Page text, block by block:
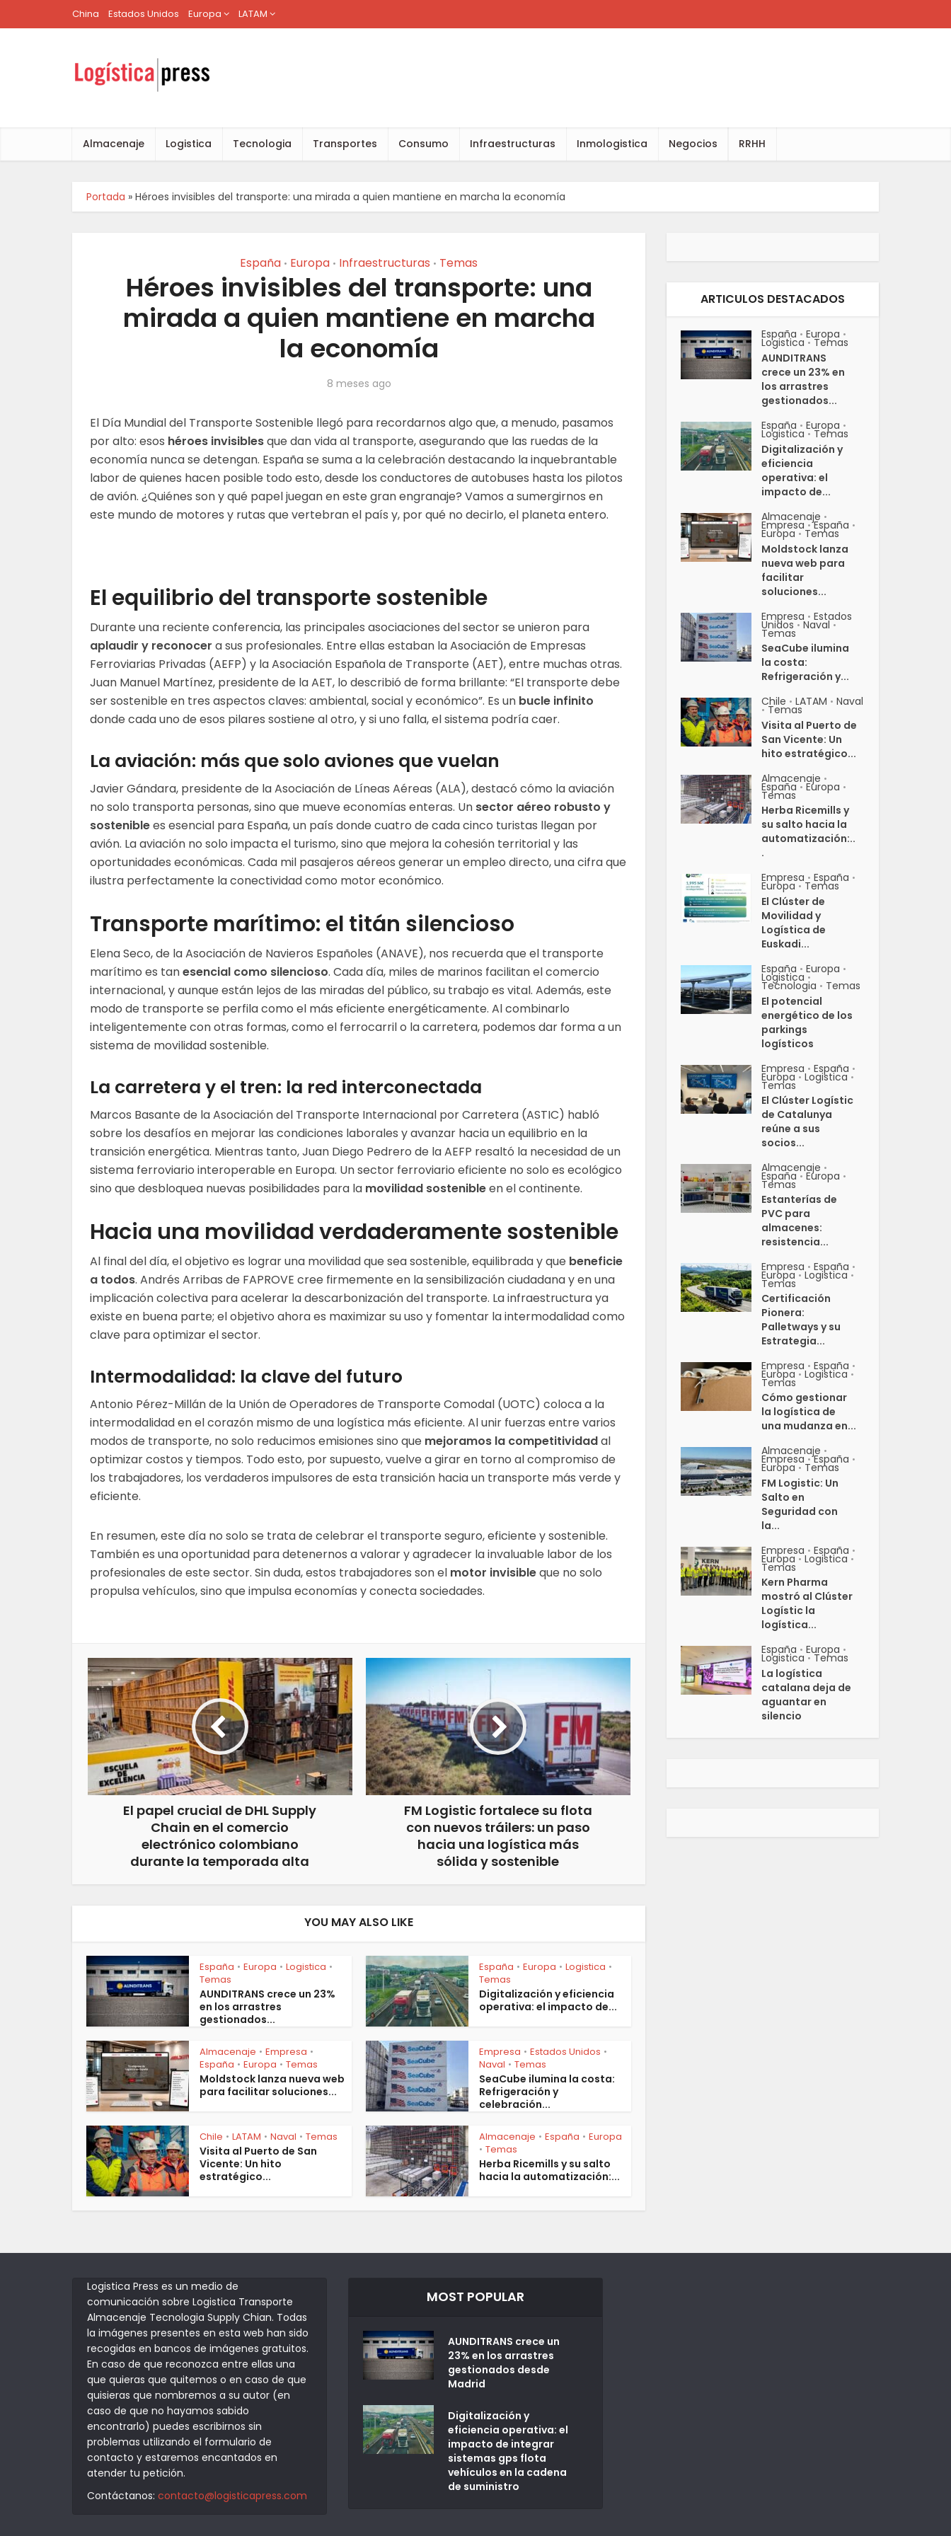
China Estados Unidos Europa LATAM
Almacenaje Logistica Tecnologia Transportes Consumo Infraestructuras Inmologistica Negocios RRHH
Portada » Héroes invisibles del transporte: una mirada a quien mantiene en marcha la economía
España • Europa • Infraestructuras • Temas
Héroes invisibles del transporte: una
mirada a quien mantiene en marcha
la economía
8 meses ago
El Día Mundial del Transporte Sostenible llegó para recordarnos algo que, a menudo, pasamos
por alto: esos héroes invisiblesque dan vida al transporte, asegurando que las ruedas de la
economía nunca se detengan. España se suma a la celebración destacando la inquebrantable
labor de quienes hacen posible todo esto, desde los conductores de autobuses hasta los pilotos
de avión. ¿Quiénes son y qué papel juegan en este gran engranaje? Vamos a sumergirnos en
este mundo de motores y rutas que vertebran el país y, por qué no decirlo, el planeta entero.
El equilibrio del transporte sostenible
Durante una reciente conferencia, las principales asociaciones del sector se unieron para
aplaudir y reconocer a sus profesionales. Entre ellas estaban la Asociación de Empresas
Ferroviarias Privadas (AEFP) y la Asociación Española de Transporte (AET), entre muchas otras.
Juan Manuel Martínez, presidente de la AET, lo describió de forma brillante: “El transporte debe
ser sostenible en tres aspectos claves: ambiental, social y económico”. Es un bucle infinito
donde cada uno de esos pilares sostiene al otro, y si uno falla, el sistema podría caer.
La aviación: más que solo aviones que vuelan
Javier Gándara, presidente de la Asociación de Líneas Aéreas (ALA), destacó cómo la aviación
no solo transporta personas, sino que mueve economías enteras. Un sector aéreo robusto y
sosteniblees esencial para España, un país donde cuatro de cada cinco turistas llegan por
avión. La aviación no solo impacta el turismo, sino que mejora la cohesión territorial y las
oportunidades económicas. Cada mil pasajeros aéreos generar un empleo directo, una cifra que
ilustra perfectamente la conectividad como motor económico.
Transporte marítimo: el titán silencioso
Elena Seco, de la Asociación de Navieros Españoles (ANAVE), nos recuerda que el transporte
marítimo es tanesencial como silencioso. Cada día, miles de marinos facilitan el comercio
internacional, y aunque están lejos de las miradas del público, su trabajo es vital. Además, este
modo de transporte se perfila como el más eficiente energéticamente. Al combinarlo
inteligentemente con otras formas, como el ferrocarril o la carretera, podemos dar forma a un
sistema de movilidad sostenible.
La carretera y el tren: la red interconectada
Marcos Basante de la Asociación del Transporte Internacional por Carretera (ASTIC) habló
sobre los desafíos en mejorar las condiciones laborales y avanzar hacia un equilibrio en la
transición energética. Mientras tanto, Juan Diego Pedrero de la AEFP resaltó la necesidad de un
sistema ferroviario interoperable en Europa. Un sector ferroviario eficiente no solo es ecológico
sino que desbloquea nuevas posibilidades para la movilidad sostenibleen el continente.
Hacia una movilidad verdaderamente sostenible
Al final del día, el objetivo es lograr una movilidad que sea sostenible, equilibrada y que beneficie
a todos. Andrés Arribas de FAPROVE cree firmemente en la sensibilización ciudadana y en una
implicación colectiva para acelerar la descarbonización del transporte. La infraestructura ya
existe en buena parte; el objetivo ahora es maximizar su uso y fomentar la intermodalidad como
clave para optimizar el sector.
Intermodalidad: la clave del futuro
Antonio Pérez-Millán de la Unión de Operadores de Transporte Comodal (UOTC) coloca a la
intermodalidad en el corazón mismo de una logística más eficiente. Al unir fuerzas entre varios
modos de transporte, no solo reducimos emisiones sino que mejoramos la competitividadal
optimizar costos y tiempos. Todo esto, por supuesto, vuelve a girar en torno al compromiso de
los trabajadores, los verdaderos impulsores de esta transición hacia un transporte más verde y
eficiente.
En resumen, este día no solo se trata de celebrar el transporte seguro, eficiente y sostenible.
También es una oportunidad para detenernos a valorar y agradecer la invaluable labor de los
profesionales de este sector. Sin duda, estos trabajadores son el motor invisibleque no solo
propulsa vehículos, sino que impulsa economías y conecta sociedades.
El papel crucial de DHL Supply
Chain en el comercio
electrónico colombiano
durante la temporada alta
FM Logistic fortalece su flota
con nuevos tráilers: un paso
hacia una logística más
sólida y sostenible
YOU MAY ALSO LIKE
España • Europa • Logistica •
Temas
AUNDITRANS crece un 23%
en los arrastres
gestionados...
España • Europa • Logistica •
Temas
Digitalización y eficiencia
operativa: el impacto de...
Almacenaje • Empresa •
España • Europa • Temas
Moldstock lanza nueva web
para facilitar soluciones...
Empresa • Estados Unidos •
Naval • Temas
SeaCube ilumina la costa:
Refrigeración y
celebración...
Chile • LATAM • Naval • Temas
Visita al Puerto de San
Vicente: Un hito
estratégico...
Almacenaje • España • Europa
• Temas
Herba Ricemills y su salto
hacia la automatización:...
ARTICULOS DESTACADOS
España • Europa •
Logistica • Temas
AUNDITRANS
crece un 23% en
los arrastres
gestionados...
España • Europa •
Logistica • Temas
Digitalización y
eficiencia
operativa: el
impacto de...
Almacenaje •
Empresa • España •
Europa • Temas
Moldstock lanza
nueva web para
facilitar
soluciones...
Empresa • Estados
Unidos • Naval •
Temas
SeaCube ilumina
la costa:
Refrigeración y...
Chile • LATAM • Naval
• Temas
Visita al Puerto de
San Vicente: Un
hito estratégico...
Almacenaje •
España • Europa •
Temas
Herba Ricemills y
su salto hacia la
automatización:..
.
Empresa • España •
Europa • Temas
El Clúster de
Movilidad y
Logística de
Euskadi...
España • Europa •
Logistica •
Tecnologia • Temas
El potencial
energético de los
parkings
logísticos
Empresa • España •
Europa • Logistica •
Temas
El Clúster Logístic
de Catalunya
reúne a sus
socios...
Almacenaje •
España • Europa •
Temas
Estanterías de
PVC para
almacenes:
resistencia...
Empresa • España •
Europa • Logistica •
Temas
Certificación
Pionera:
Palletways y su
Estrategia...
Empresa • España •
Europa • Logistica •
Temas
Cómo gestionar
la logística de
una mudanza en...
Almacenaje •
Empresa • España •
Europa • Temas
FM Logistic: Un
Salto en
Seguridad con
la...
Empresa • España •
Europa • Logistica •
Temas
Kern Pharma
mostró al Clúster
Logístic la
logística...
España • Europa •
Logistica • Temas
La logística
catalana deja de
aguantar en
silencio
Logistica Press es un medio de
comunicación sobre Logistica Transporte
Almacenaje Tecnologia Supply Chian. Todas
la imágenes presentes en esta web han sido
recogidas en bancos de imágenes gratuitos.
En caso de que reconozca entre ellas una
que quieras que quitemos o en caso de que
quisieras que nombremos a su autor (en
caso de que no hayamos sabido
encontrarlo) puedes escribirnos sin
problemas utilizando el formulario de
contacto y estaremos encantados en
atender tu petición.
Contáctanos: contacto@logisticapress.com
MOST POPULAR
AUNDITRANS crece un
23% en los arrastres
gestionados desde
Madrid
Digitalización y
eficiencia operativa: el
impacto de integrar
sistemas gps flota
vehículos en la cadena
de suministro